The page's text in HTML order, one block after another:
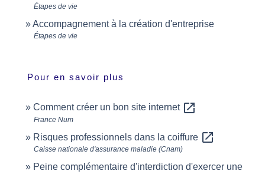
Étapes de vie
Accompagnement à la création d'entreprise
Étapes de vie
Pour en savoir plus
Comment créer un bon site internet open_in_new
France Num
Risques professionnels dans la coiffure open_in_new
Caisse nationale d'assurance maladie (Cnam)
Peine complémentaire d'interdiction d'exercer une